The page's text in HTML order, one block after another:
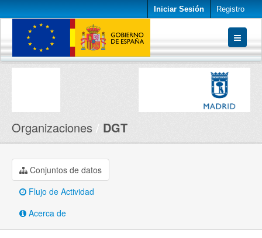
Iniciar Sesión Registro
Conjuntos de datos
Organizaciones DGT
Conjuntos de datos
Flujo de Actividad
Acerca de